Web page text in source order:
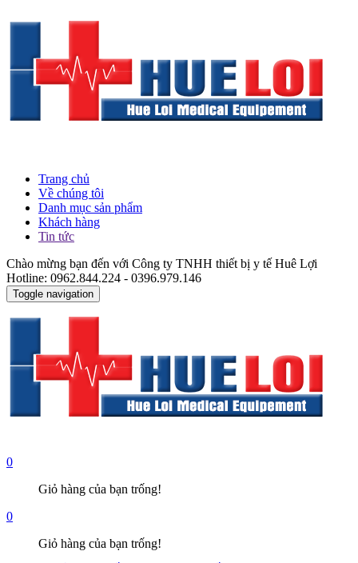
Trang chủ
Về chúng tôi
Danh mục sản phẩm
Khách hàng
Tin tức
Chào mừng bạn đến với Công ty TNHH thiết bị y tế Huê Lợi
Hotline: 0962.844.224 - 0396.979.146
Toggle navigation
0
Giỏ hàng của bạn trống!
0
Giỏ hàng của bạn trống!